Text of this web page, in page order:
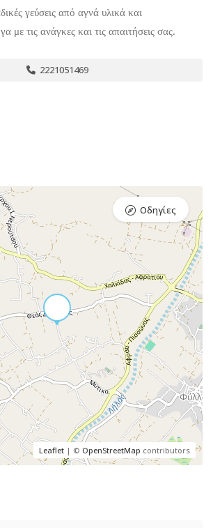
γεύσεις από αγνά υλικά και
με τις ανάγκες και τις απαιτήσεις σας.
2221051469
Leaflet | © OpenStreetMap contributors
Οδηγίες